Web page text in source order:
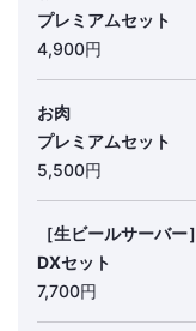
プレミアムセット
4,900円
お肉
プレミアムセット
5,500円
［生ビールサーバー］
DXセット
7,700円